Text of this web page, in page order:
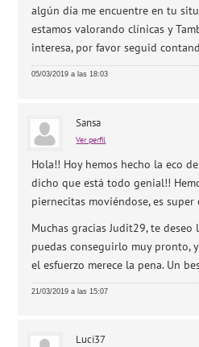
algún día me encuentre en tu
estamos valorando clínicas y
interesa, por favor seguid
05/03/2019 a las 18:03
Sansa
Ver perfil
Hola!! Hoy hemos hecho la eco
dicho que está todo genial!!
piernecitas moviéndose, es super
Muchas gracias Judit29, te
puedas conseguirlo muy pronto,
el esfuerzo merece la pena. Un
21/03/2019 a las 15:07
Luci37